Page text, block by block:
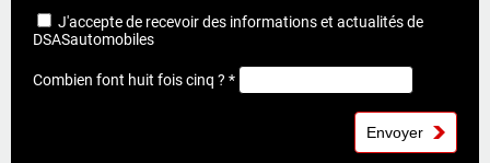
J'accepte de recevoir des informations et actualités de
DSASautomobiles
Combien font huit fois cinq ? *